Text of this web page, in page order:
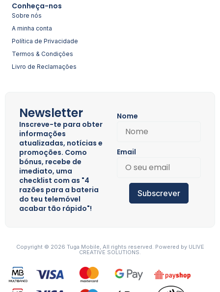
Conheça-nos
Sobre nós
A minha conta
Política de Privacidade
Termos & Condições
Livro de Reclamações
Newsletter
Inscreve-te para obter
informações
atualizadas, notícias e
promoções. Como
bónus, recebe de
imediato, uma
checklist com as "4
razões para a bateria
do teu telemóvel
acabar tão rápido"!
Nome
Email
Subscrever
Copyright © 2026 Tuga Mobile, All rights reserved. Powered by ULIVE
CREATIVE SOLUTIONS.